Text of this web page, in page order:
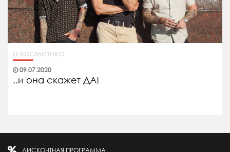
о косметике
09.07.2020
..и она скажет ДА!
ДИСКОНТНАЯ ПРОГРАММА